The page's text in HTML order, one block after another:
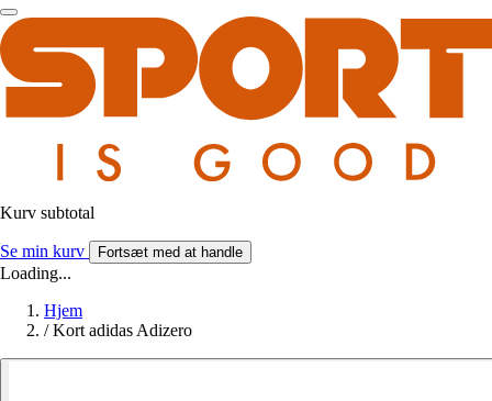
Kurv subtotal
Se min kurv Fortsæt med at handle
Loading...
Hjem
/ Kort adidas Adizero